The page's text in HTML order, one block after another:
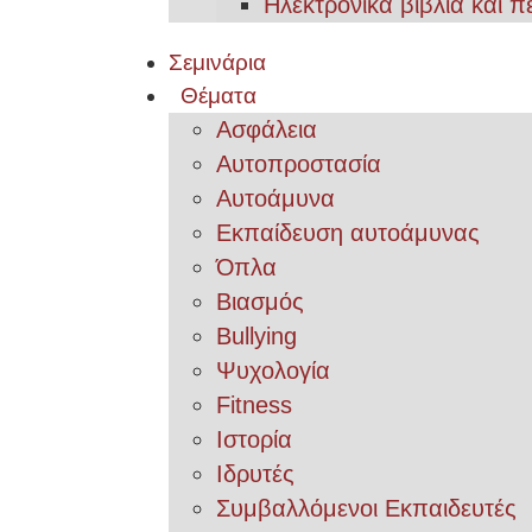
Σεμινάρια
Θέματα
Ασφάλεια
Αυτοπροστασία
Αυτοάμυνα
Εκπαίδευση αυτοάμυνας
Όπλα
Βιασμός
Bullying
Ψυχολογία
Fitness
Ιστορία
Ιδρυτές
Συμβαλλόμενοι Εκπαιδευτές